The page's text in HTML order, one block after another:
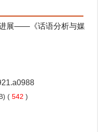
展——《话语分析与媒
( 542 )